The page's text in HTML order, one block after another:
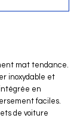
mat tendance.
inoxydable et
en
faciles.
de voiture